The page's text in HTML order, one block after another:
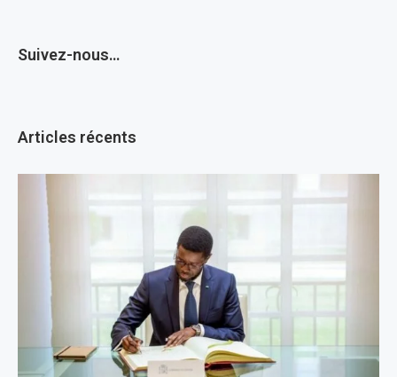
Suivez-nous…
Articles récents